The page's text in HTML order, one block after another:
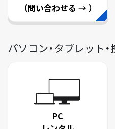
（問い合わせる → ）
パソコン・タブレット・
PC